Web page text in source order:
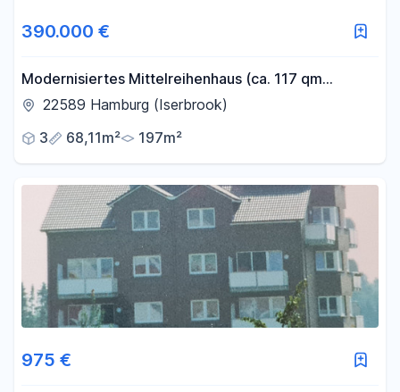
390.000 €
Modernisiertes Mittelreihenhaus (ca. 117 qm
Wohn-/Nutzfläche) in Hamburg Iserbrook
22589 Hamburg (Iserbrook)
3
68,11m² 197m²
975 €